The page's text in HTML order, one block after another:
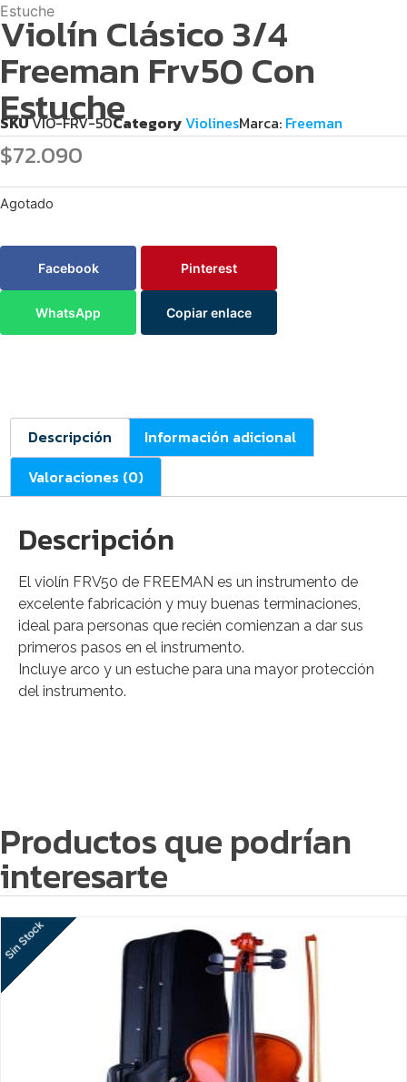
Estuche
Violín Clásico 3/4
Freeman Frv50 Con
Estuche
SKUVIO-FRV-50CategoryViolinesMarca: Freeman
$72.090
Agotado
Facebook Pinterest
WhatsApp Copiar enlace
Descripción
Información adicional
Valoraciones (0)
Descripción
El violín FRV50 de FREEMAN es un instrumento de
excelente fabricación y muy buenas terminaciones,
ideal para personas que recién comienzan a dar sus
primeros pasos en el instrumento.
Incluye arco y un estuche para una mayor protección
del instrumento.
Productos que podrían
interesarte
Sin Stock